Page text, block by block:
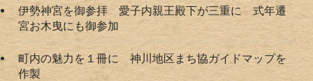
伊勢神宮を御参拝 愛子内親王殿下が三重に 式年遷
宮お木曳にも御参加
町内の魅力を１冊に 神川地区まち協ガイドマップを
作製